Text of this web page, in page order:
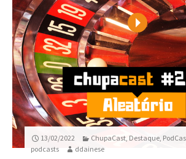
Play
13/02/2022 ChupaCast, Destaque,
podcasts
ddainese